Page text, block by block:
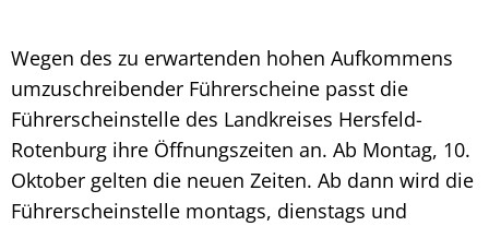
Wegen des zu erwartenden hohen Aufkommens
umzuschreibender Führerscheine passt die
Führerscheinstelle des Landkreises Hersfeld-
Rotenburg ihre Öffnungszeiten an. Ab Montag, 10.
Oktober gelten die neuen Zeiten. Ab dann wird die
Führerscheinstelle montags, dienstags und